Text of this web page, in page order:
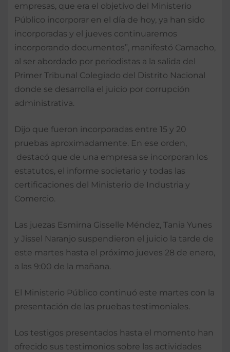
empresas, que era el objetivo del Ministerio
Público incorporar en el día de hoy, ya han sido
incorporadas y el jueves continuaremos
incorporando documentos”, manifestó Camacho,
al ser abordado por periodistas a la salida del
Primer Tribunal Colegiado del Distrito Nacional
donde se desarrolla el juicio por corrupción
administrativa.
Dijo que fueron incorporadas entre 15 y 20
pruebas aproximadamente. En ese orden,
destacó que de una empresa se incorporan los
estatutos, el informe societario y todas las
certificaciones del Ministerio de Industria y
Comercio.
Las juezas Esmirna Gisselle Méndez, Tania Yunes
y Jissel Naranjo suspendieron el juicio la tarde de
este martes hasta el próximo jueves 28 de enero,
a las 9:00 de la mañana.
El Ministerio Público continuó este martes con la
presentación de las pruebas testimoniales.
Los testigos presentados hasta el momento han
ofrecido sus testimonios sobre las actividades